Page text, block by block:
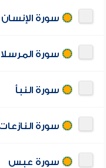
سورة الإنسان
سورة
سورة النبأ
سورة
سورة عبس